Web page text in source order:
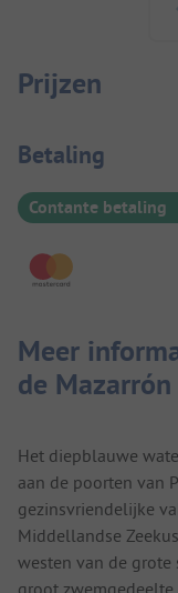
Prijzen
Betaling
Contante betaling
Meer
de Mazarrón
Het diepblauwe
aan de poorten van
gezinsvriendelijke
Middellandse
westen van de grote